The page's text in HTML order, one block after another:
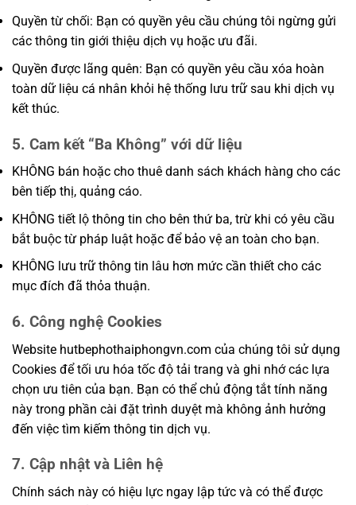
Quyền từ chối: Bạn có quyền yêu cầu chúng tôi ngừng gửi
các thông tin giới thiệu dịch vụ hoặc ưu đãi.
Quyền được lãng quên: Bạn có quyền yêu cầu xóa hoàn
toàn dữ liệu cá nhân khỏi hệ thống lưu trữ sau khi dịch vụ
kết thúc.
5. Cam kết “Ba Không” với dữ liệu
KHÔNG bán hoặc cho thuê danh sách khách hàng cho các
bên tiếp thị, quảng cáo.
KHÔNG tiết lộ thông tin cho bên thứ ba, trừ khi có yêu cầu
bắt buộc từ pháp luật hoặc để bảo vệ an toàn cho bạn.
KHÔNG lưu trữ thông tin lâu hơn mức cần thiết cho các
mục đích đã thỏa thuận.
6. Công nghệ Cookies
Website hutbephothaiphongvn.com của chúng tôi sử dụng
Cookies để tối ưu hóa tốc độ tải trang và ghi nhớ các lựa
chọn ưu tiên của bạn. Bạn có thể chủ động tắt tính năng
này trong phần cài đặt trình duyệt mà không ảnh hưởng
đến việc tìm kiếm thông tin dịch vụ.
7. Cập nhật và Liên hệ
Chính sách này có hiệu lực ngay lập tức và có thể được